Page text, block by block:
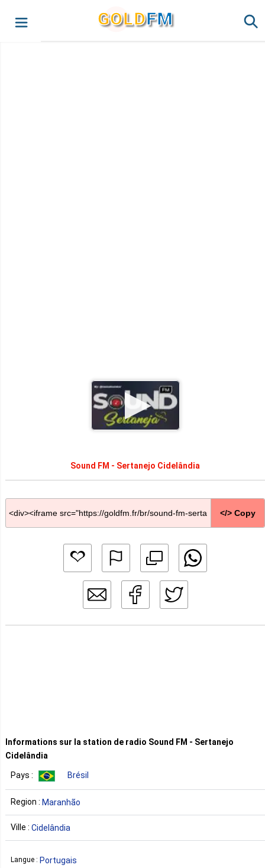
GOLDFM
Sound FM - Sertanejo Cidelândia
</> Copy
Informations sur la station de radio Sound FM - Sertanejo
Cidelândia
Pays : Brésil
Region : Maranhão
Ville : Cidelândia
Langue : Portugais